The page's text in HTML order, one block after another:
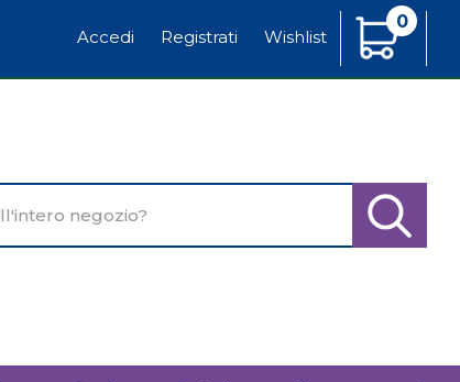
Accedi Registrati Wishlist
0
Articoli
Inseriti
Cerca